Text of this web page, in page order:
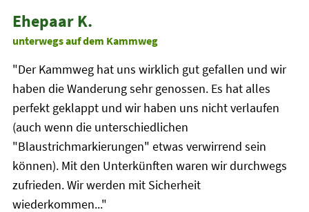
Ehepaar K.
unterwegs auf dem Kammweg
"Der Kammweg hat uns wirklich gut gefallen und wir
haben die Wanderung sehr genossen. Es hat alles
perfekt geklappt und wir haben uns nicht verlaufen
(auch wenn die unterschiedlichen
"Blaustrichmarkierungen" etwas verwirrend sein
können). Mit den Unterkünften waren wir durchwegs
zufrieden. Wir werden mit Sicherheit
wiederkommen..."